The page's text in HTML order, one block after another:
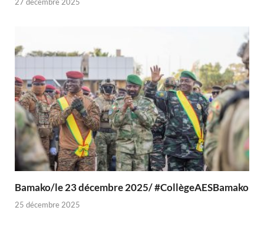
27 décembre 2025
Bamako/le 23 décembre 2025/ #CollègeAESBamako
25 décembre 2025